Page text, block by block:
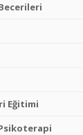
Eğitimi